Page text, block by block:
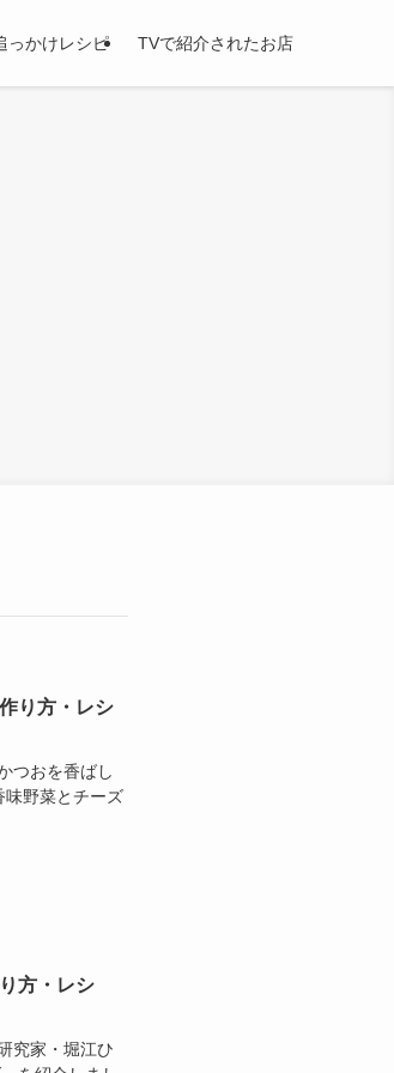
っかけレシピ TVで紹介されたお店
り方・レシ
つおを香ばし
味野菜とチーズ
方・レシ
究家・堀江ひ